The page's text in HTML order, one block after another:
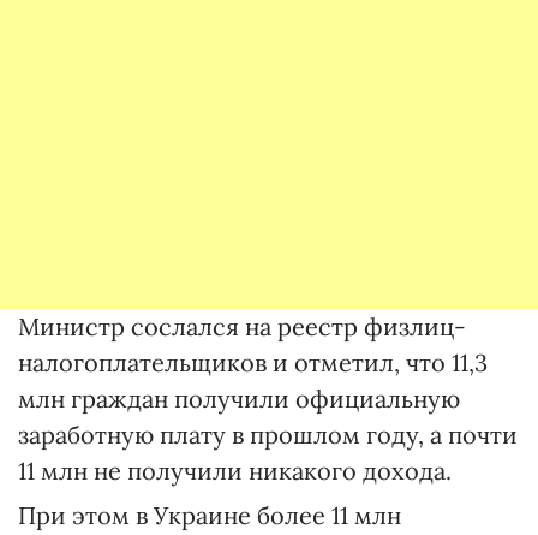
Министр сослался на реестр физлиц-
налогоплательщиков и отметил, что 11,3
млн граждан получили официальную
заработную плату в прошлом году, а почти
11 млн не получили никакого дохода.
При этом в Украине более 11 млн